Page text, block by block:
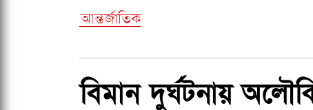
আন্তর্জাতিক
বিমান দুর্ঘটনায়